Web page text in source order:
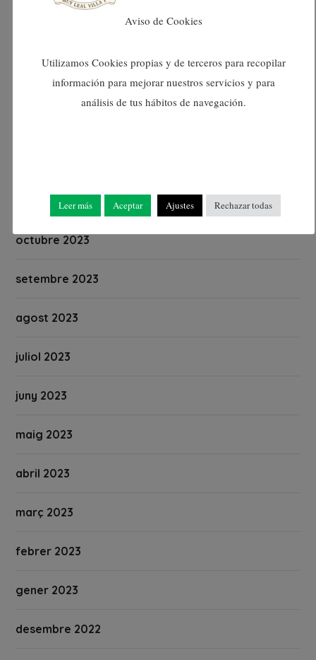
abril 2024
febrer 2024
novembre 2023
octubre 2023
setembre 2023
agost 2023
juliol 2023
juny 2023
maig 2023
abril 2023
març 2023
febrer 2023
gener 2023
desembre 2022
Aviso de Cookies
Utilizamos Cookies propias y de terceros para recopilar
información para mejorar nuestros servicios y para
análisis de tus hábitos de navegación.
Leer más Aceptar Ajustes Rechazar todas